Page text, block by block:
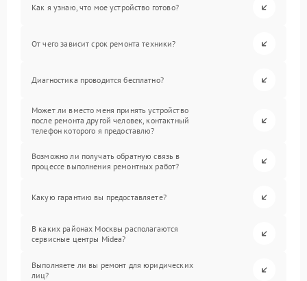
Как я узнаю, что мое устройство готово?
От чего зависит срок ремонта техники?
Диагностика проводится бесплатно?
Может ли вместо меня принять устройство
после ремонта другой человек, контактный
телефон которого я предоставлю?
Возможно ли получать обратную связь в
процессе выполнения ремонтных работ?
Какую гарантию вы предоставляете?
В каких районах Москвы располагаются
сервисные центры Midea?
Выполняете ли вы ремонт для юридических
лиц?